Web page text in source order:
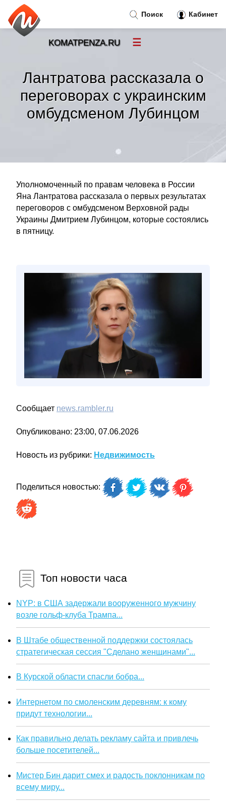
Лантратова рассказала о
переговорах с украинским
омбудсменом Лубинцом
Уполномоченный по правам человека в России
Яна Лантратова рассказала о первых результатах
переговоров с омбудсменом Верховной рады
Украины Дмитрием Лубинцом, которые состоялись
в пятницу.
Сообщает news.rambler.ru
Опубликовано: 23:00, 07.06.2026
Новость из рубрики: Недвижимость
Поделиться новостью:
Топ новости часа
NYP: в США задержали вооруженного мужчину
возле гольф-клуба Трампа...
В Штабе общественной поддержки состоялась
стратегическая сессия "Сделано женщинами"...
В Курской области спасли бобра...
Интернетом по смоленским деревням: к кому
придут технологии...
Как правильно делать рекламу сайта и привлечь
больше посетителей...
Мистер Бин дарит смех и радость поклонникам по
всему миру...
Поиск Кабинет
KOMATPENZA.RU ☰
Новости»
Тренды новостей»
Рубрики»